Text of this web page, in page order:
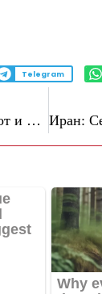
Telegram
Шефот на СЗО: Загрижен сум за обемот и брзината за епидемијата на ебола